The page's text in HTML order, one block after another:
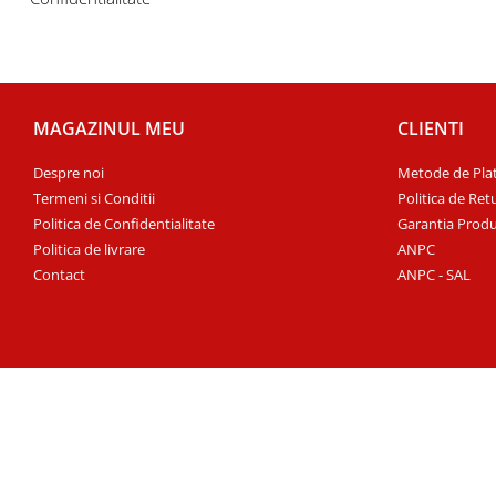
MAGAZINUL MEU
Despre noi
Termeni si Conditii
Politica de Confidentialitate
Politica de livrare
Contact
CLIENTI
Metode de
Politica de
Garantia
ANPC
ANPC - SAL